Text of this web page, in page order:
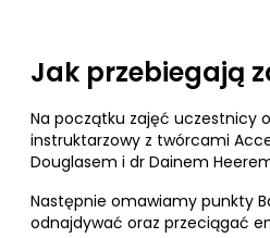
Jak przebiegają
Na początku zajęć uczestnicy
instruktarzowy z twórcami
Douglasem i dr Dainem
Następnie omawiamy punkty
odnajdywać oraz przeciągać